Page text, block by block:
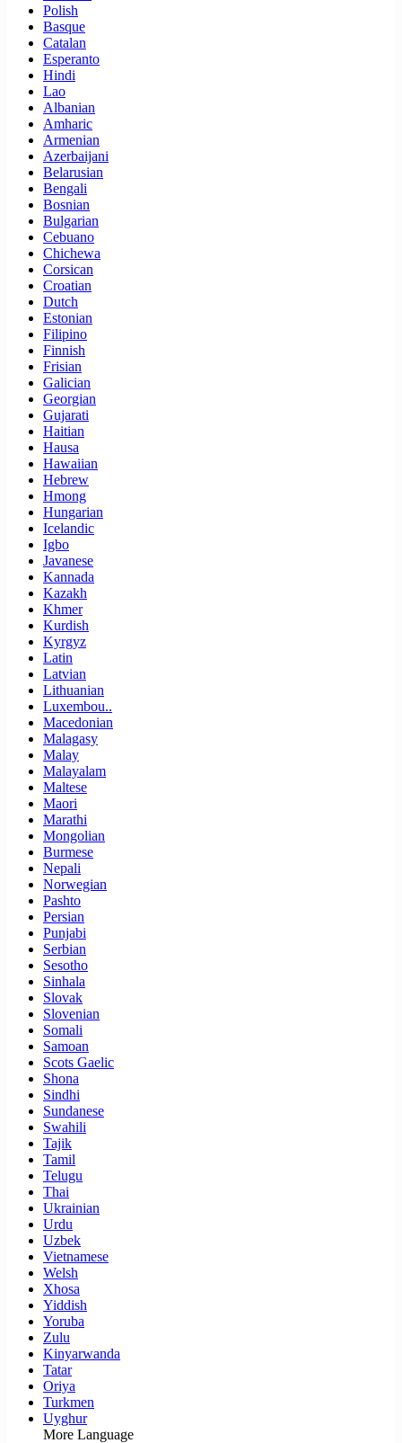
Polish
Basque
Catalan
Esperanto
Hindi
Lao
Albanian
Amharic
Armenian
Azerbaijani
Belarusian
Bengali
Bosnian
Bulgarian
Cebuano
Chichewa
Corsican
Croatian
Dutch
Estonian
Filipino
Finnish
Frisian
Galician
Georgian
Gujarati
Haitian
Hausa
Hawaiian
Hebrew
Hmong
Hungarian
Icelandic
Igbo
Javanese
Kannada
Kazakh
Khmer
Kurdish
Kyrgyz
Latin
Latvian
Lithuanian
Luxembou..
Macedonian
Malagasy
Malay
Malayalam
Maltese
Maori
Marathi
Mongolian
Burmese
Nepali
Norwegian
Pashto
Persian
Punjabi
Serbian
Sesotho
Sinhala
Slovak
Slovenian
Somali
Samoan
Scots Gaelic
Shona
Sindhi
Sundanese
Swahili
Tajik
Tamil
Telugu
Thai
Ukrainian
Urdu
Uzbek
Vietnamese
Welsh
Xhosa
Yiddish
Yoruba
Zulu
Kinyarwanda
Tatar
Oriya
Turkmen
Uyghur
More Language